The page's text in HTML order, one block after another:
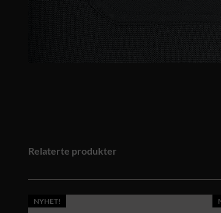
Relaterte produkter
NYHET!